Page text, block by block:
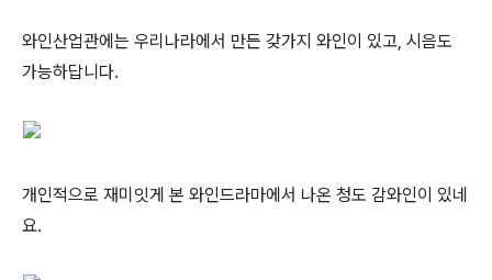
와인산업관에는 우리나라에서 만든 갖가지 와인이 있고, 시음도
가능하답니다.
개인적으로 재미잇게 본 와인드라마에서 나온 청도 감와인이 있네
요.